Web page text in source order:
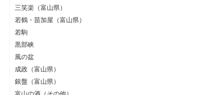
三笑楽（富山県）
若鶴・苗加屋（富山県）
若駒
黒部峡
風の盆
成政（富山県）
銀盤（富山県）